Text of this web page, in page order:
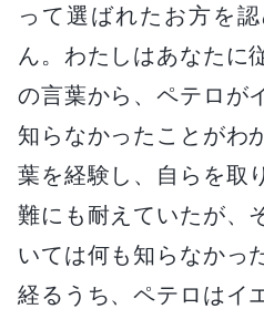
って選ばれたお方を
ん。わたしはあなたに
の言葉から、ペテロが
知らなかったことがわ
葉を経験し、自らを取
難にも耐えていたが、
いては何も知らなかっ
経るうち、ペテロはイ